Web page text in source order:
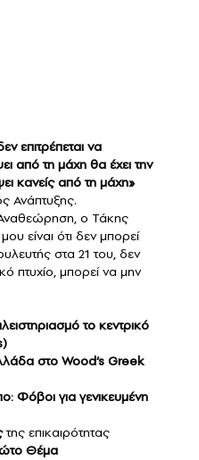
επιτρέπεται να
από τη μάχη θα έχει την
κανείς από τη μάχη»
Ανάπτυξης.
ο Τάκης
είναι ότι δεν μπορεί
στα 21 του, δεν
πτυχίο, μπορεί να μην
το κεντρικό
στο Wood’s Greek
Φόβοι για γενικευμένη
της επικαιρότητας
Θέμα